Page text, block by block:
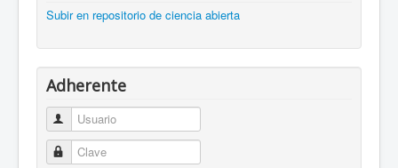
Subir en repositorio de ciencia abierta
Adherente
Usuario
Clave